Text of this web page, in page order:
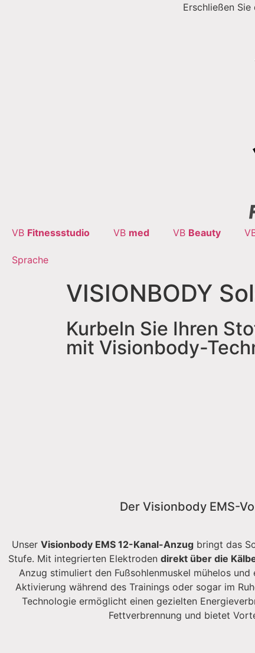
Erschließen
VB Fitnessstudio VB med VB Beauty
Sprache
VISIONBODY
Kurbeln Sie Ihren
mit Visionbody-
Der Visionbody EMS-
Unser Visionbody EMS 12-Kanal-Anzug bringt das
Stufe. Mit integrierten Elektroden direkt über die
Anzug stimuliert den Fußsohlenmuskel mühelos
Aktivierung während des Trainings oder sogar im
Technologie ermöglicht einen gezielten
Fettverbrennung und bietet